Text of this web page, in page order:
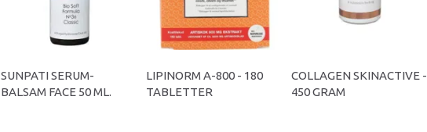
SUNPATI SERUM-
BALSAM FACE 50 ML.
LIPINORM A-800 - 180
TABLETTER
COLLAGEN SKINACTIVE -
450 GRAM